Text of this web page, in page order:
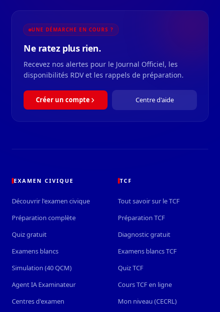
UNE DÉMARCHE EN COURS ?
Ne ratez plus rien.
Recevez nos alertes pour le Journal Officiel, les
disponibilités RDV et les rappels de préparation.
Créer un compte Centre d'aide
EXAMEN CIVIQUE
Découvrir l'examen civique
Préparation complète
Quiz gratuit
Examens blancs
Simulation (40 QCM)
Agent IA Examinateur
Centres d'examen
TCF
Tout savoir sur le TCF
Préparation TCF
Diagnostic gratuit
Examens blancs TCF
Quiz TCF
Cours TCF en ligne
Mon niveau (CECRL)